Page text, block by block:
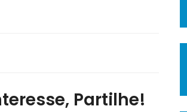
Partilhe!